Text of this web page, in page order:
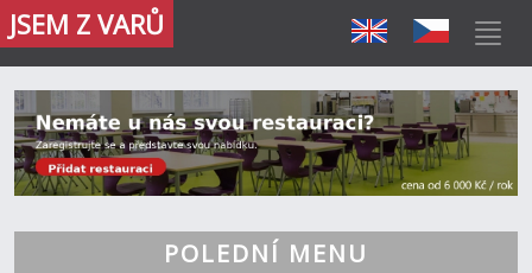
JSEM Z VARŮ
POLEDNÍ MENU